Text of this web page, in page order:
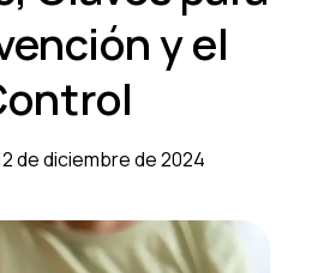
y el
de diciembre de 2024